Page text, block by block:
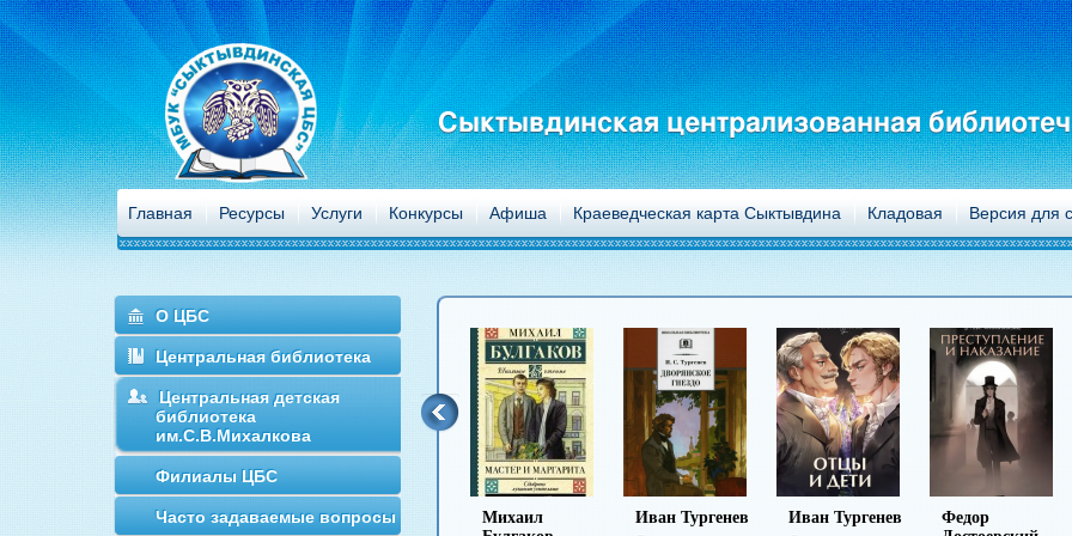
Сыктывдинская централизованная
Главная Ресурсы Услуги Конкурсы Афиша Краеведческая карта Сыктывдина Кладовая Версия для
О ЦБС
Центральная библиотека
Центральная детская
библиотека
им.С.В.Михалкова
Филиалы ЦБС
Часто задаваемые вопросы
Иван Гончаров
Михаил
Иван Тургенев Иван Тургенев
Федор
Михаил